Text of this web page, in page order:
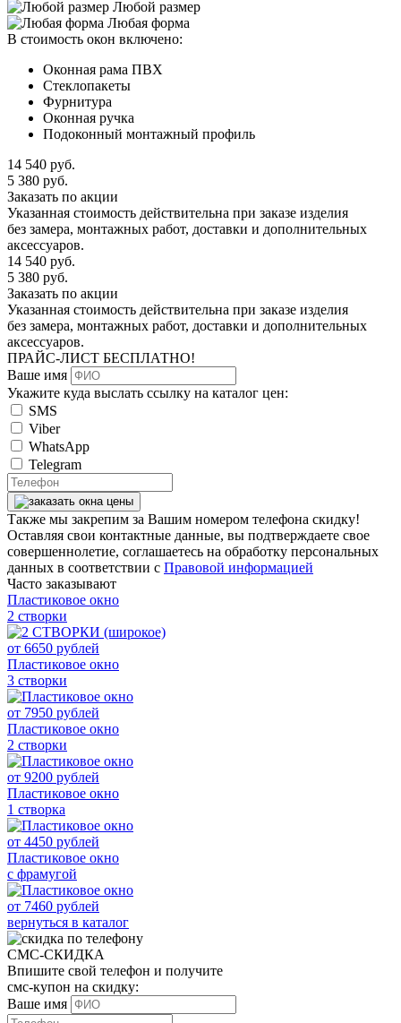
Любой размер
Любая форма
В стоимость окон включено:
Оконная рама ПВХ
Стеклопакеты
Фурнитура
Оконная ручка
Подоконный монтажный профиль
14 540 руб.
5 380 руб.
Заказать по акции
Указанная стоимость действительна при заказе изделия
без замера, монтажных работ, доставки и дополнительных
аксессуаров.
14 540 руб.
5 380 руб.
Заказать по акции
Указанная стоимость действительна при заказе изделия
без замера, монтажных работ, доставки и дополнительных
аксессуаров.
ПРАЙС-ЛИСТ БЕСПЛАТНО!
Ваше имя
Укажите куда выслать ссылку на каталог цен:
SMS
Viber
WhatsApp
Telegram
Также мы закрепим за Вашим номером телефона скидку!
Оставляя свои контактные данные, вы подтверждаете свое
совершеннолетие, соглашаетесь на обработку персональных
данных в соответствии с Правовой информацией
Часто заказывают
Пластиковое окно
2 створки
от 6650 рублей
Пластиковое окно
3 створки
от 7950 рублей
Пластиковое окно
2 створки
от 9200 рублей
Пластиковое окно
1 створка
от 4450 рублей
Пластиковое окно
с фрамугой
от 7460 рублей
вернуться в каталог
СМС-СКИДКА
Впишите свой телефон и получите
смс-купон на скидку:
Ваше имя